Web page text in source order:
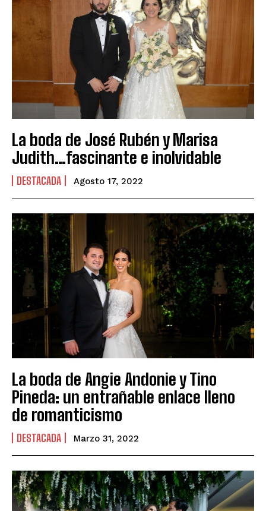
La boda de José Rubén y Marisa
Judith…fascinante e inolvidable
DESTACADA Agosto 17, 2022
La boda de Angie Andonie y Tino
Pineda: un entrañable enlace lleno
de romanticismo
DESTACADA Marzo 31, 2022